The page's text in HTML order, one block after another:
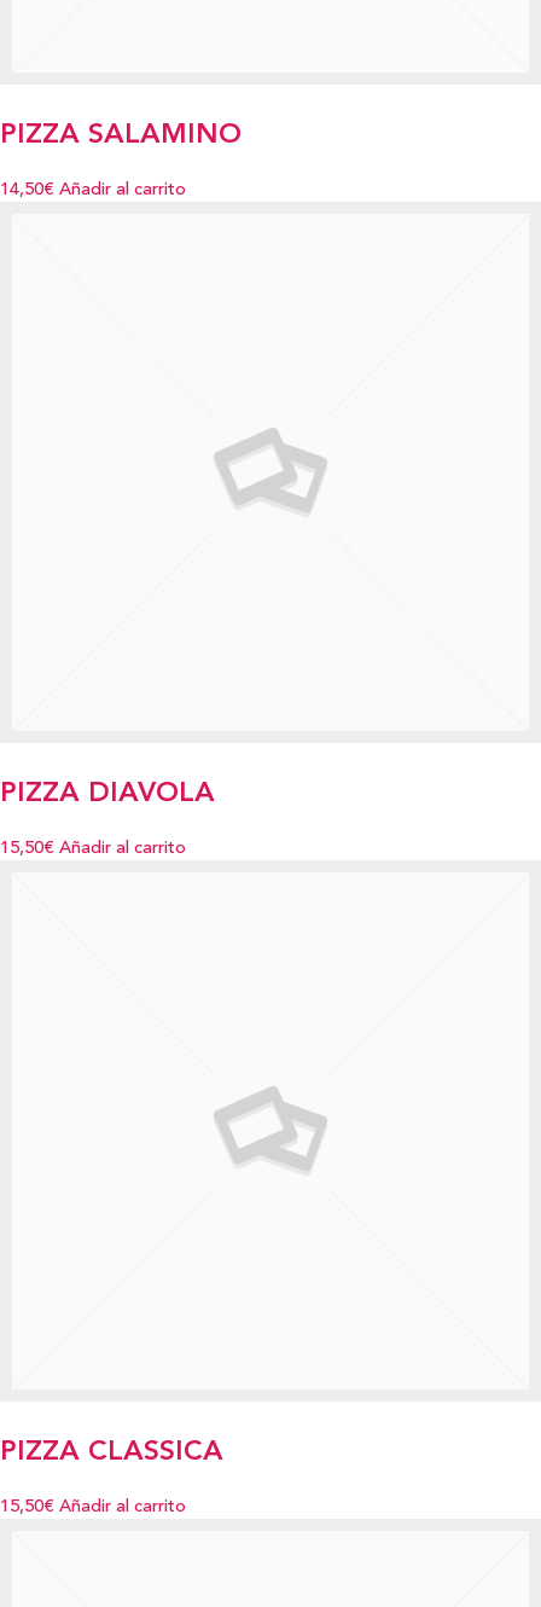
PIZZA SALAMINO
14,50€ Añadir al carrito
PIZZA DIAVOLA
15,50€ Añadir al carrito
PIZZA CLASSICA
15,50€ Añadir al carrito